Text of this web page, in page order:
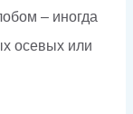
– иногда
осевых или